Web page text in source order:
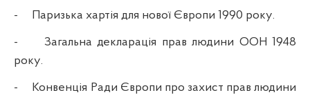
- Паризька хартія для нової Європи 1990 року.
-
Загальна декларація прав людини ООН 1948
року.
-
Конвенція Ради Європи про захист прав людини